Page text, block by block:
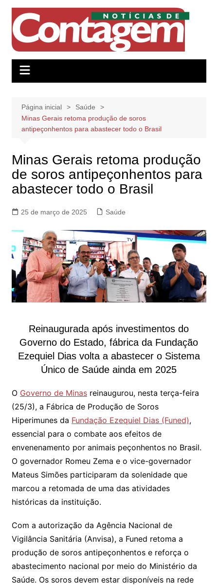
conteúdo
Página inicial
Saúde
Minas Gerais retoma produção de soros
antipeçonhentos para abastecer todo o Brasil
Minas Gerais retoma produção
de soros antipeçonhentos para
abastecer todo o Brasil
25 de março de 2025 Saúde
Reinaugurada após investimentos do
Governo do Estado, fábrica da Fundação
Ezequiel Dias volta a abastecer o Sistema
Único de Saúde ainda em 2025
O Governo de Minasreinaugurou, nesta terça-feira
(25/3), a Fábrica de Produção de Soros
Hiperimunes da Fundação Ezequiel Dias (Funed),
essencial para o combate aos efeitos de
envenenamento por animais peçonhentos no Brasil.
O governador Romeu Zema e o vice-governador
Mateus Simões participaram da solenidade que
marcou a retomada de uma das atividades
históricas da instituição.
​Com a autorização da Agência Nacional de
Vigilância Sanitária (Anvisa), a Funed retoma a
produção de soros antipeçonhentos e reforça o
abastecimento nacional por meio do Ministério da
Saúde. Os soros devem estar disponíveis na rede